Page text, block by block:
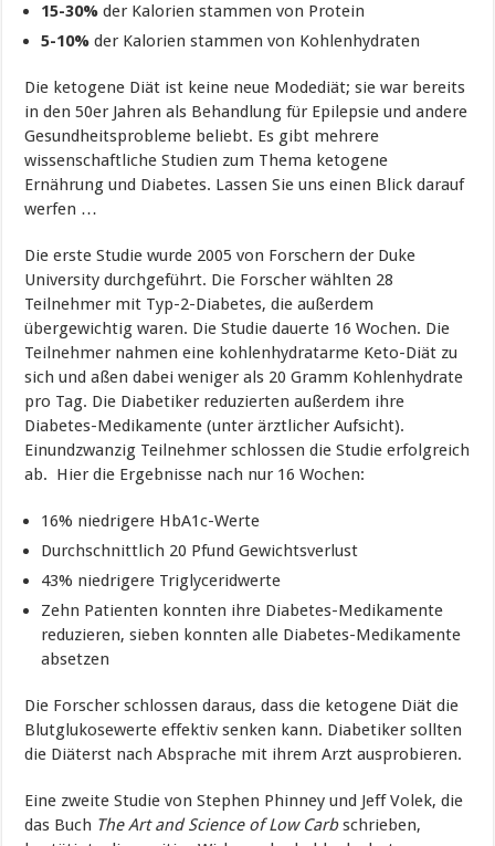
15-30% der Kalorien stammen von Protein
5-10% der Kalorien stammen von Kohlenhydraten
Die ketogene Diät ist keine neue Modediät; sie war bereits
in den 50er Jahren als Behandlung für Epilepsie und andere
Gesundheitsprobleme beliebt. Es gibt mehrere
wissenschaftliche Studien zum Thema ketogene
Ernährung und Diabetes. Lassen Sie uns einen Blick darauf
werfen …
Die erste Studie wurde 2005 von Forschern der Duke
University durchgeführt. Die Forscher wählten 28
Teilnehmer mit Typ-2-Diabetes, die außerdem
übergewichtig waren. Die Studie dauerte 16 Wochen. Die
Teilnehmer nahmen eine kohlenhydratarme Keto-Diät zu
sich und aßen dabei weniger als 20 Gramm Kohlenhydrate
pro Tag. Die Diabetiker reduzierten außerdem ihre
Diabetes-Medikamente (unter ärztlicher Aufsicht).
Einundzwanzig Teilnehmer schlossen die Studie erfolgreich
ab. Hier die Ergebnisse nach nur 16 Wochen:
16% niedrigere HbA1c-Werte
Durchschnittlich 20 Pfund Gewichtsverlust
43% niedrigere Triglyceridwerte
Zehn Patienten konnten ihre Diabetes-Medikamente
reduzieren, sieben konnten alle Diabetes-Medikamente
absetzen
Die Forscher schlossen daraus, dass die ketogene Diät die
Blutglukosewerte effektiv senken kann. Diabetiker sollten
die Diäterst nach Absprache mit ihrem Arzt ausprobieren.
Eine zweite Studie von Stephen Phinney und Jeff Volek, die
das Buch The Art and Science of Low Carbschrieben,